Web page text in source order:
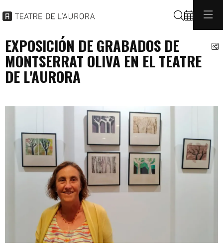
Buscar
EXPOSICIÓN DE GRABADOS DE
MONTSERRAT OLIVA EN EL TEATRE
DE L'AURORA